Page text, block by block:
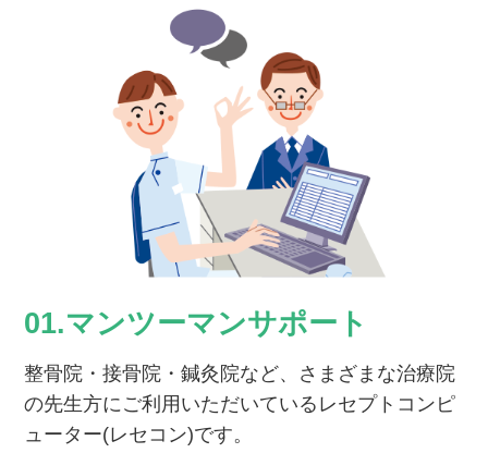
01.マンツーマンサポート
整骨院・接骨院・鍼灸院など、さまざまな治療院
の先生方にご利用いただいているレセプトコンピ
ューター(レセコン)です。